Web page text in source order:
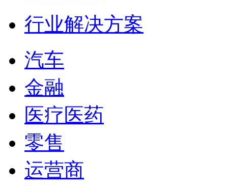
行业解决方案
汽车
金融
医疗医药
零售
运营商